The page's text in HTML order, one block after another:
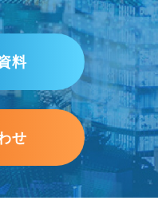
料
せ